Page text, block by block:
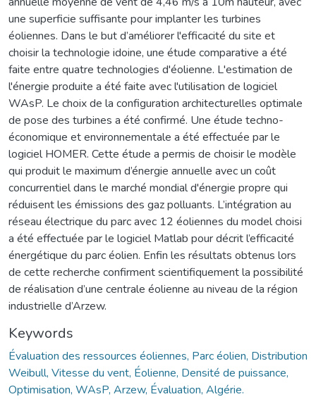
une superficie suffisante pour implanter les turbines
éoliennes. Dans le but d’améliorer l'efficacité du site et
choisir la technologie idoine, une étude comparative a été
faite entre quatre technologies d'éolienne. L'estimation de
l'énergie produite a été faite avec l'utilisation de logiciel
WAsP. Le choix de la configuration architecturelles optimale
de pose des turbines a été confirmé. Une étude techno-
économique et environnementale a été effectuée par le
logiciel HOMER. Cette étude a permis de choisir le modèle
qui produit le maximum d’énergie annuelle avec un coût
concurrentiel dans le marché mondial d'énergie propre qui
réduisent les émissions des gaz polluants. L’intégration au
réseau électrique du parc avec 12 éoliennes du model choisi
a été effectuée par le logiciel Matlab pour décrit l’efficacité
énergétique du parc éolien. Enfin les résultats obtenus lors
de cette recherche confirment scientifiquement la possibilité
de réalisation d’une centrale éolienne au niveau de la région
industrielle d’Arzew.
Keywords
Évaluation des ressources éoliennes, Parc éolien, Distribution
Weibull, Vitesse du vent, Éolienne, Densité de puissance,
Optimisation, WAsP, Arzew, Évaluation, Algérie.